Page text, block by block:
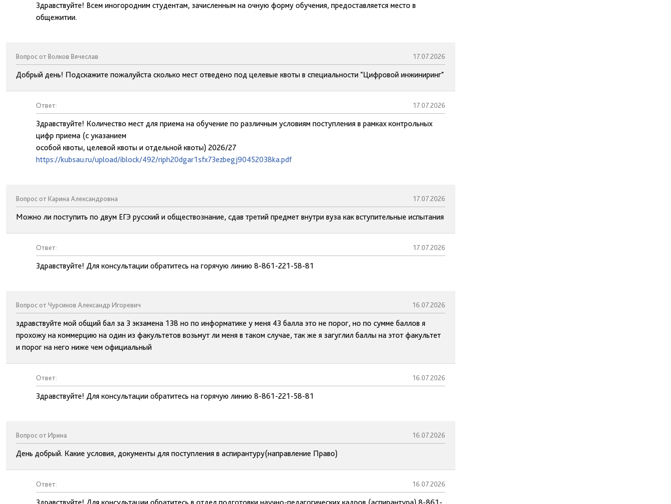
Здравствуйте! Всем иногородним студентам, зачисленным на очную форму обучения, предоставляется место в
общежитии.
Вопрос от Волков Вячеслав 17.07.2026
Добрый день! Подскажите пожалуйста сколько мест отведено под целевые квоты в специальности "Цифровой инжиниринг"
Ответ: 17.07.2026
Здравствуйте! Количество мест для приема на обучение по различным условиям поступления в рамках контрольных
цифр приема (с указанием
особой квоты, целевой квоты и отдельной квоты) 2026/27
https://kubsau.ru/upload/iblock/492/riph20dgar1sfx73ezbegj90452038ka.pdf
Вопрос от Карина Александровна 17.07.2026
Можно ли поступить по двум ЕГЭ русский и обществознание, сдав третий предмет внутри вуза как вступительные испытания
Ответ: 17.07.2026
Здравствуйте! Для консультации обратитесь на горячую линию 8-861-221-58-81
Вопрос от Чурсинов Александр Игоревич 16.07.2026
здравствуйте мой общий бал за 3 экзамена 138 но по информатике у меня 43 балла это не порог, но по сумме баллов я
прохожу на коммерцию на один из факультетов возьмут ли меня в таком случае, так же я загуглил баллы на этот факультет
и порог на него ниже чем официальный
Ответ: 16.07.2026
Здравствуйте! Для консультации обратитесь на горячую линию 8-861-221-58-81
Вопрос от Ирина 16.07.2026
День добрый. Какие условия, документы для поступления в аспирантуру(направление Право)
Ответ: 16.07.2026